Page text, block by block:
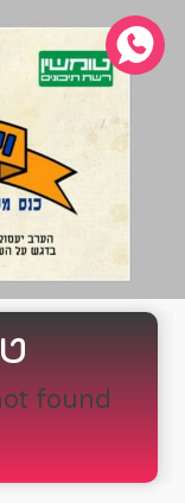
found.